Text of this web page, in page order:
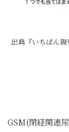
出典『いちばん親
GSM(閉経関連